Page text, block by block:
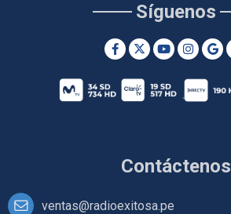
Contáctenos
ventas@radioexitosa.pe
Síguenos